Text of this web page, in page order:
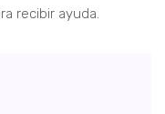
recibir ayuda.